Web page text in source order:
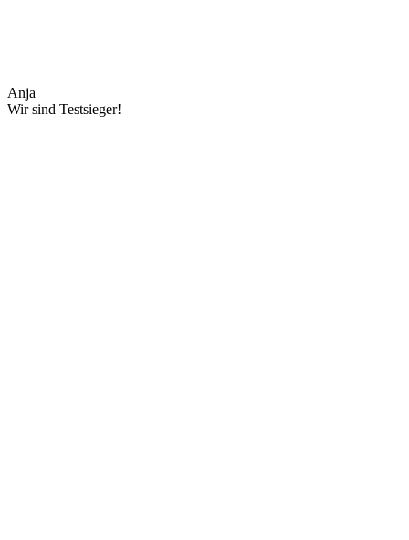
Anja
Wir sind Testsieger!